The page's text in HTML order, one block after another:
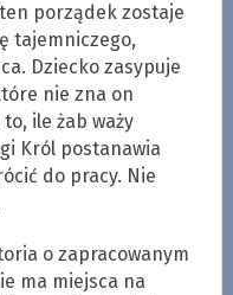
porządek zostaje
tajemniczego,
Dziecko zasypuje
nie zna on
ile żab waży
Król postanawia
do pracy. Nie
o zapracowanym
ma miejsca na